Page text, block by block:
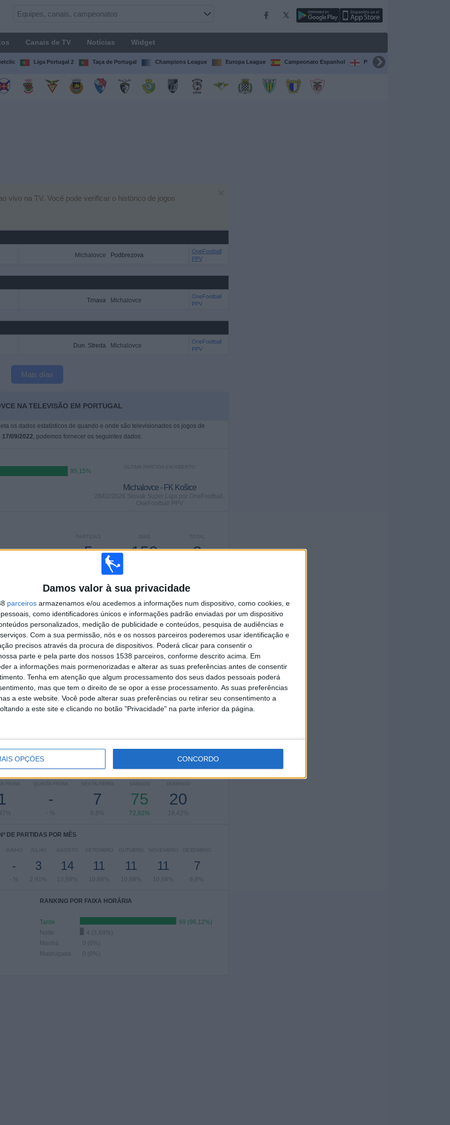
Damos valor à sua privacidade
parceiros armazenamos e/ou acedemos a informações num dispositivo, como cookies, e
como identificadores únicos e informações padrão enviadas por um dispositivo
personalizados, medição de publicidade e conteúdos, pesquisa de audiências e
Com a sua permissão, nós e os nossos parceiros poderemos usar identificação e
precisos através da procura de dispositivos. Poderá clicar para consentir o
parte e pela parte dos nossos 1538 parceiros, conforme descrito acima. Em
a informações mais pormenorizadas e alterar as suas preferências antes de consentir
Tenha em atenção que algum processamento dos seus dados pessoais poderá
mas que tem o direito de se opor a esse processamento. As suas preferências
a este website. Você pode alterar suas preferências ou retirar seu consentimento a
a este site e clicando no botão "Privacidade" na parte inferior da página.
OPÇÕES CONCORDO
Canais de TV Notícias Widget
Liga Portugal 2 Taça de Portugal Champions League Europa League Campeonato Espanhol Premier League
vivo na TV. Você pode verificar o histórico de jogos
Michalovce Podbrezova
OneFootball
PPV
Trnava Michalovce
OneFootball
PPV
Dun. Streda Michalovce
OneFootball
PPV
Mais días
NA TELEVISÃO EM PORTUGAL
os dados estatísticos de quando e onde são televisionados os jogos de
17/09/2022, podemos fornecer os seguintes dados:
95,15%
ÚLTIMA PARTIDA EM ABERTO
Michalovce - FK Košice
28/02/2026 Slovak Super Liga por OneFootball,
OneFootball PPV
TOTAL
2
DIAS
159
PARTIDAS
5
CONSECUTIVOS
TOTAL
14
RIVAIS
MÁXIMO
13
VS Trencin
1
COMPETIÇÕES
RANKING POR COMPETIÇÕES
Slovak Super Liga
Ver ranking completo
POR DIA DA SEMANA
FEIRA QUINTA-FEIRA
-
- %
SEXTA-FEIRA
7
6,8%
SÁBADO
75
72,82%
DOMINGO
20
19,42%
Nº DE PARTIDAS POR MÊS
JUNHO
-
- %
JULHO
3
2,91%
AGOSTO
14
13,59%
SETEMBRO
11
10,68%
OUTUBRO
11
10,68%
NOVEMBRO
11
10,68%
DEZEMBRO
7
6,8%
RANKING POR FAIXA HORÁRIA
Tarde
99 (96,12%)
Noite
4 (3,88%)
Manhã
0 (0%)
Madrugada
0 (0%)